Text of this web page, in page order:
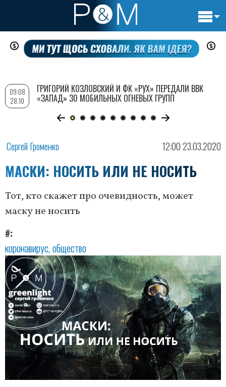
Перейти
содержанию
Сергей Громенко 12:00 23.03.2020
МАСКИ: НОСИТЬ ИЛИ НЕ НОСИТЬ
Тот, кто скажет про очевидность, может
маску не носить
#
коронавирус общество
09:08
28.10
ГРИГОРИЙ КОЗЛОВСКИЙ И ФК «РУХ» ПЕРЕДАЛИ ВВК
«ЗАПАД» 30 МОБИЛЬНЫХ ОГНЕВЫХ ГРУПП